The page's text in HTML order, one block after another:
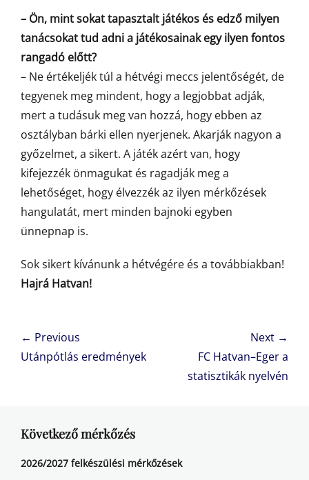
– Ön, mint sokat tapasztalt játékos és edző milyen
tanácsokat tud adni a játékosainak egy ilyen fontos
rangadó előtt?
– Ne értékeljék túl a hétvégi meccs jelentőségét, de
tegyenek meg mindent, hogy a legjobbat adják,
mert a tudásuk meg van hozzá, hogy ebben az
osztályban bárki ellen nyerjenek. Akarják nagyon a
győzelmet, a sikert. A játék azért van, hogy
kifejezzék önmagukat és ragadják meg a
lehetőséget, hogy élvezzék az ilyen mérkőzések
hangulatát, mert minden bajnoki egyben
ünnepnap is.
Sok sikert kívánunk a hétvégére és a továbbiakban!
Hajrá Hatvan!
Bejegyzés
navigáció
← Previous
Previous
Utánpótlás eredmények
Next →
FC Hatvan–Eger a
statisztikák nyelvén
Következő mérkőzés
2026/2027 felkészülési mérkőzések